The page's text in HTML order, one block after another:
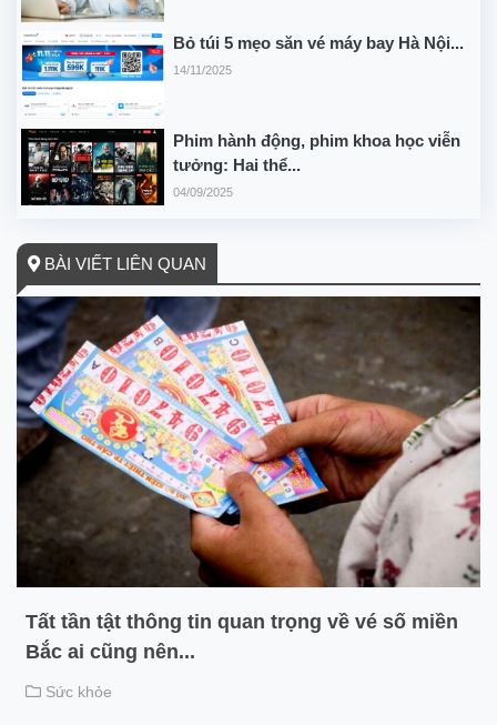
Bỏ túi 5 mẹo săn vé máy bay Hà Nội...
14/11/2025
Phim hành động, phim khoa học viễn
tưởng: Hai thể...
04/09/2025
BÀI VIẾT LIÊN QUAN
Tất tần tật thông tin quan trọng về vé số miền
Bắc ai cũng nên...
Sức khỏe